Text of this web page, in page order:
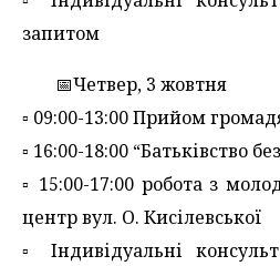
запитом
📅Четвер, 3 жовтня
▫️ 09:00-13:00 Прийом
▫️ 16:00-18:00 “Батьківство
▫️ 15:00-17:00 робота з
центр вул. О. Кисілевської
▫️ Індивідуальні